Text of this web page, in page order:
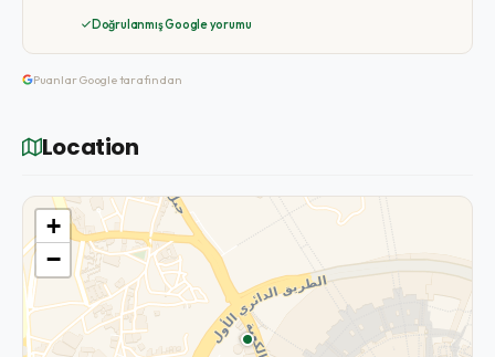
Doğrulanmış Google yorumu
Puanlar Google tarafından
Location
+
−